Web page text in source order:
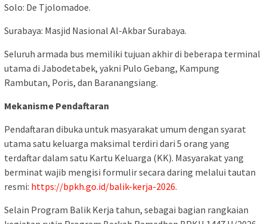
Solo: De Tjolomadoe.
Surabaya: Masjid Nasional Al-Akbar Surabaya.
Seluruh armada bus memiliki tujuan akhir di beberapa terminal
utama di Jabodetabek, yakni Pulo Gebang, Kampung
Rambutan, Poris, dan Baranangsiang.
Mekanisme Pendaftaran
Pendaftaran dibuka untuk masyarakat umum dengan syarat
utama satu keluarga maksimal terdiri dari 5 orang yang
terdaftar dalam satu Kartu Keluarga (KK). Masyarakat yang
berminat wajib mengisi formulir secara daring melalui tautan
resmi: https://bpkh.go.id/balik-kerja-2026.
Selain Program Balik Kerja tahun, sebagai bagian rangkaian